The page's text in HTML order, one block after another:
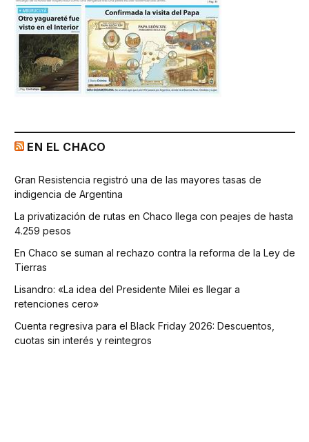
EN EL CHACO
Gran Resistencia registró una de las mayores tasas de
indigencia de Argentina
La privatización de rutas en Chaco llega con peajes de hasta
4.259 pesos
En Chaco se suman al rechazo contra la reforma de la Ley de
Tierras
Lisandro: «La idea del Presidente Milei es llegar a
retenciones cero»
Cuenta regresiva para el Black Friday 2026: Descuentos,
cuotas sin interés y reintegros